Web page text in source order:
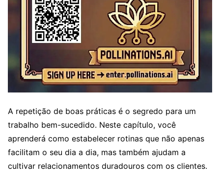
A repetição de boas práticas é o segredo para um
trabalho bem-sucedido. Neste capítulo, você
aprenderá como estabelecer rotinas que não apenas
facilitam o seu dia a dia, mas também ajudam a
cultivar relacionamentos duradouros com os clientes.